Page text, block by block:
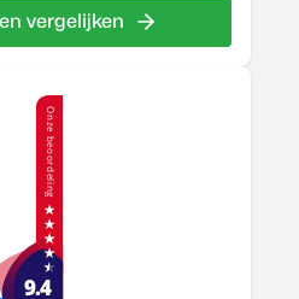
vergelijken